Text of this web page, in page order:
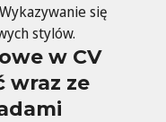
Wykazywanie się
stylów.
w CV
wraz ze